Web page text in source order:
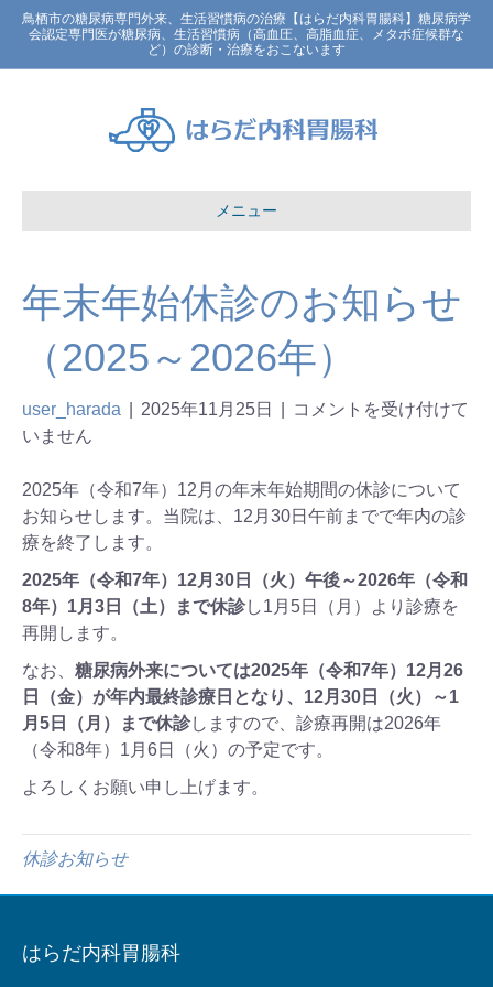
鳥栖市の糖尿病専門外来、生活習慣病の治療【はらだ内科胃腸科】糖尿病学
会認定専門医が糖尿病、生活習慣病（高血圧、高脂血症、メタボ症候群な
ど）の診断・治療をおこないます
メニュー
年末年始休診のお知らせ
（2025～2026年）
user_harada 2025年11月25日
コメントを受け付けて
いません
2025年（令和7年）12月の年末年始期間の休診について
お知らせします。当院は、12月30日午前までで年内の診
療を終了します。
2025年（令和7年）12月30日（火）午後～2026年（令和
8年）1月3日（土）まで休診し1月5日（月）より診療を
再開します。
なお、 糖尿病外来については2025年（令和7年）12月26
日（金）が年内最終診療日となり、12月30日（火）～1
月5日（月）まで休診しますので、診療再開は2026年
（令和8年）1月6日（火）の予定です。
よろしくお願い申し上げます。
休診お知らせ
はらだ内科胃腸科